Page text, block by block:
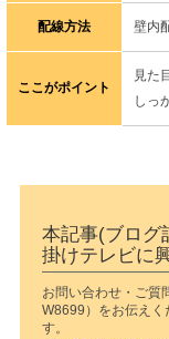
配線方法 壁内
ここがポイント
見た
しっ
本記事(ブログ
掛けテレビに
お問い合わせ・ご質
W8699）をお伝えく
す。